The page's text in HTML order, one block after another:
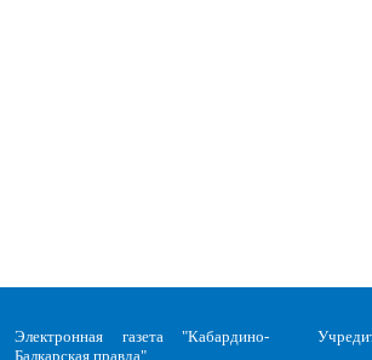
Электронная газета "Кабардино-
Балкарская правда"